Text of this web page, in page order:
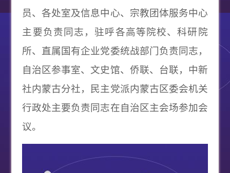
员、各处室及信息中心、宗教团体服务中心
主要负责同志，驻呼各高等院校、科研院
所、直属国有企业党委统战部门负责同志，
自治区参事室、文史馆、侨联、台联，中新
社内蒙古分社，民主党派内蒙古区委会机关
行政处主要负责同志在自治区主会场参加会
议。